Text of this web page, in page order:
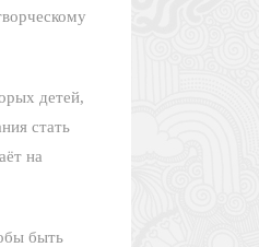
детей,
стать
на
быть